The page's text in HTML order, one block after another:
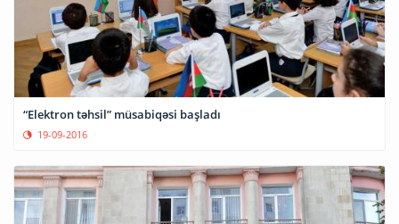
“Elektron təhsil” müsabiqəsi başladı
19-09-2016